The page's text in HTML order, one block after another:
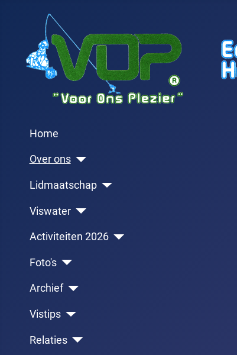
Home
Over ons
Lidmaatschap
Viswater
Activiteiten 2026
Foto's
Archief
Vistips
Relaties